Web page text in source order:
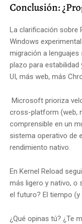
Conclusión:
La clarificación sobre
Windows
migración a
plazo para estabilidad
UI, más web, más
Microsoft prioriza
cross-platform (web,
comprensible en un
sistema operativo de
rendimiento nativo.
En Kernel Reload
más ligero y nativo, o
el futuro? El tiempo
¿Qué opinas tú? ¿Te